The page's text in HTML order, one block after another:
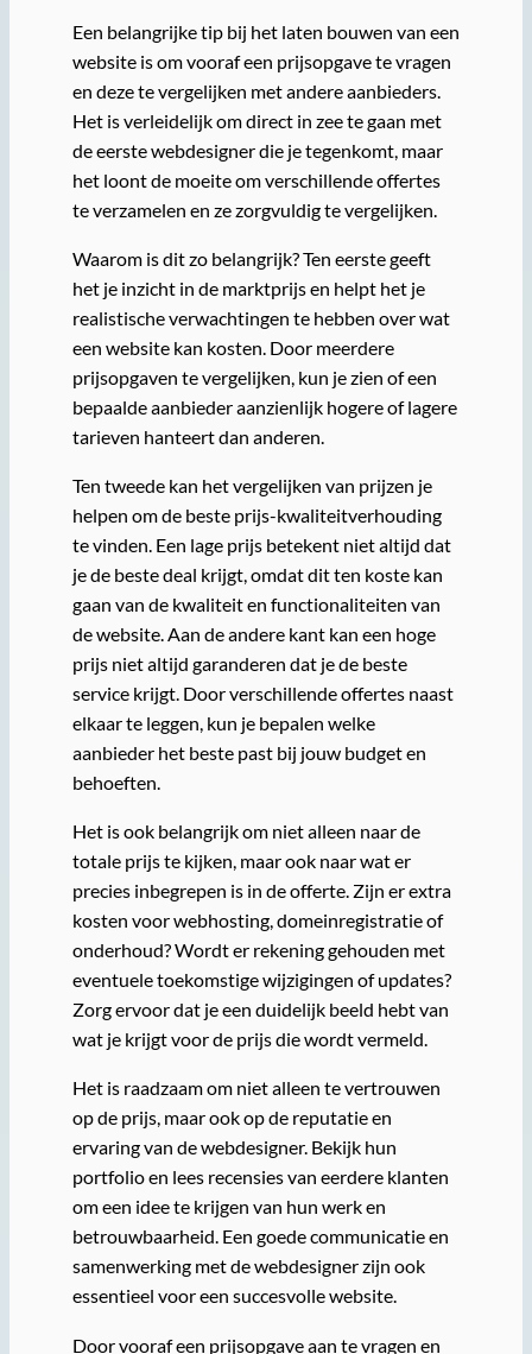
Een belangrijke tip bij het laten bouwen van een
website is om vooraf een prijsopgave te vragen
en deze te vergelijken met andere aanbieders.
Het is verleidelijk om direct in zee te gaan met
de eerste webdesigner die je tegenkomt, maar
het loont de moeite om verschillende offertes
te verzamelen en ze zorgvuldig te vergelijken.
Waarom is dit zo belangrijk? Ten eerste geeft
het je inzicht in de marktprijs en helpt het je
realistische verwachtingen te hebben over wat
een website kan kosten. Door meerdere
prijsopgaven te vergelijken, kun je zien of een
bepaalde aanbieder aanzienlijk hogere of lagere
tarieven hanteert dan anderen.
Ten tweede kan het vergelijken van prijzen je
helpen om de beste prijs-kwaliteitverhouding
te vinden. Een lage prijs betekent niet altijd dat
je de beste deal krijgt, omdat dit ten koste kan
gaan van de kwaliteit en functionaliteiten van
de website. Aan de andere kant kan een hoge
prijs niet altijd garanderen dat je de beste
service krijgt. Door verschillende offertes naast
elkaar te leggen, kun je bepalen welke
aanbieder het beste past bij jouw budget en
behoeften.
Het is ook belangrijk om niet alleen naar de
totale prijs te kijken, maar ook naar wat er
precies inbegrepen is in de offerte. Zijn er extra
kosten voor webhosting, domeinregistratie of
onderhoud? Wordt er rekening gehouden met
eventuele toekomstige wijzigingen of updates?
Zorg ervoor dat je een duidelijk beeld hebt van
wat je krijgt voor de prijs die wordt vermeld.
Het is raadzaam om niet alleen te vertrouwen
op de prijs, maar ook op de reputatie en
ervaring van de webdesigner. Bekijk hun
portfolio en lees recensies van eerdere klanten
om een idee te krijgen van hun werk en
betrouwbaarheid. Een goede communicatie en
samenwerking met de webdesigner zijn ook
essentieel voor een succesvolle website.
Door vooraf een prijsopgave aan te vragen en